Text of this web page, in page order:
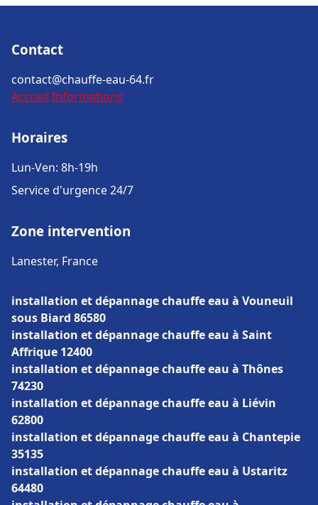
Contact
contact@chauffe-eau-64.fr
Accueil Informations
Horaires
Lun-Ven: 8h-19h
Service d'urgence 24/7
Zone intervention
Lanester, France
installation et dépannage chauffe eau à Vouneuil
sous Biard 86580
installation et dépannage chauffe eau à Saint
Affrique 12400
installation et dépannage chauffe eau à Thônes
74230
installation et dépannage chauffe eau à Liévin
62800
installation et dépannage chauffe eau à Chantepie
35135
installation et dépannage chauffe eau à Ustaritz
64480